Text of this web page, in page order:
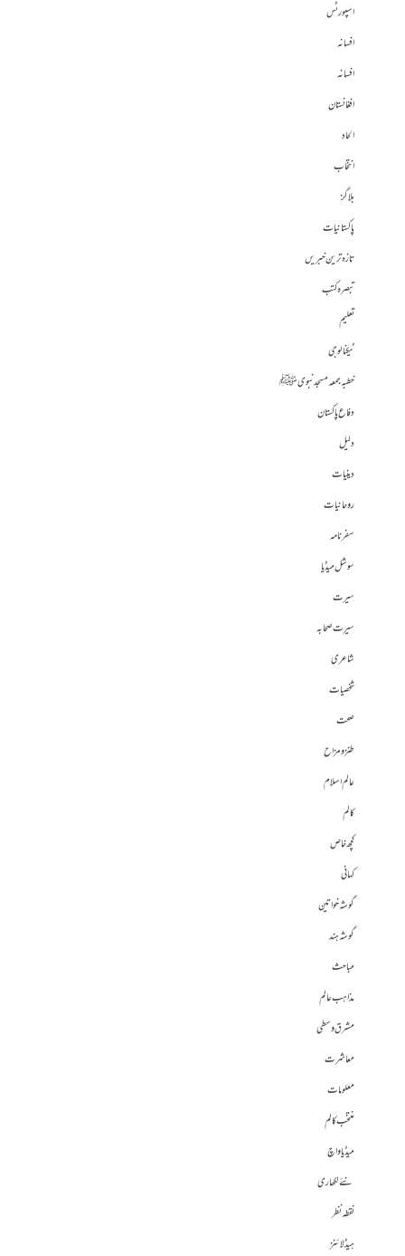
اسپورٹس
افسانہ
افسانہ
افغانستان
الحاد
انتخاب
بلاگز
پاکستانیات
تازہ ترین خبریں
تبصرہ کتب
تعلیم
ٹیکنالوجی
خطبہ جمعہ مسجد نبوی ﷺ
دفاع پاکستان
دلیل
دینیات
روحانیات
سفرنامہ
سوشل میڈیا
سیرت
سیرت صحابہ
شاعری
شخصیات
صحت
طنز و مزاح
عالم اسلام
کالم
کچھ خاص
کہانی
گوشہ خواتین
گوشہ ہند
مباحث
مذاہب عالم
مشرق وسطی
معاشرت
معلومات
منتخب کالم
میڈیا واچ
نئے لکھاری
نقطہ نظر
ہیڈلائنز